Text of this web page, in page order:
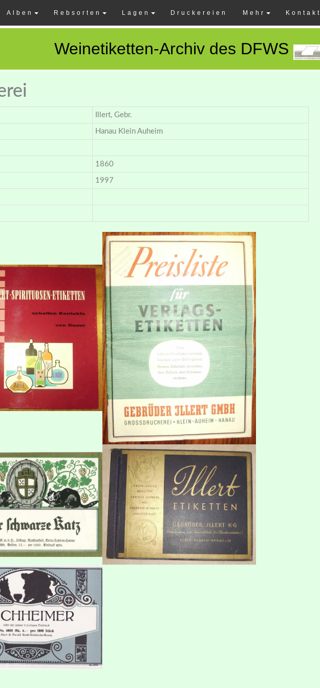
Alben Rebsorten Lagen Druckereien Mehr Kontakt
Weinetiketten-Archiv des DFWS
Illert, Gebr.
Hanau Klein Auheim
1860
1997